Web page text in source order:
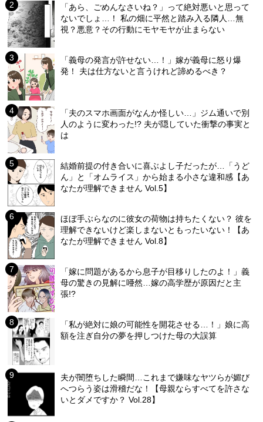
「あら、ごめんなさいね？」って絶対悪いと思って
ないでしょ…！ 私の畑に平然と踏み入る隣人…無
視？悪意？その行動にモヤモヤが止まらない
「義母の発言が許せない…！」嫁が義母に怒り爆
発！ 夫は仕方ないと言うけれど諦めるべき？
「夫のスマホ画面がなんか怪しい…」ジム通いで別
人のように変わった!? 夫が隠していた衝撃の事実と
は
結婚前提の付き合いに喜ぶよし子だったが…「うど
ん」と「オムライス」から始まる小さな違和感【あ
なたが理解できません Vol.5】
ほぼ手ぶらなのに彼女の荷物は持ちたくない？ 彼を
理解できないけど楽しまないともったいない！【あ
なたが理解できません Vol.8】
「嫁に問題があるから息子が目移りしたのよ！」義
母の驚きの見解に唖然…嫁の高学歴が原因だと主
張!?
「私が絶対に娘の可能性を開花させる…！」娘に高
額を注ぎ自分の夢を押しつけた母の大誤算
夫が闇堕ちした瞬間…これまで嫌味なヤツらが媚び
へつらう姿は滑稽だな！【母親ならすべてを許さな
いとダメですか？ Vol.28】